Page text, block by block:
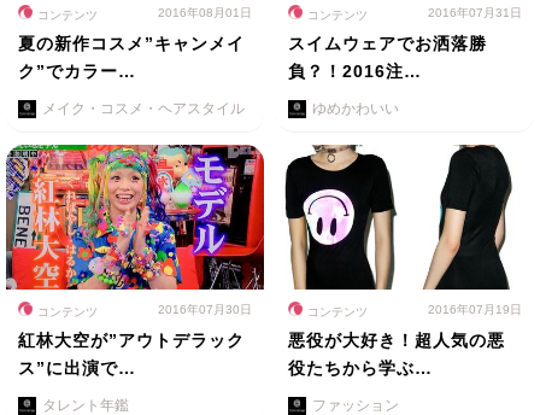
コンテンツ 2016年08月01日
夏の新作コスメ”キャンメイ
ク”でカラー…
メイク・コスメ・ヘアスタイル
コンテンツ 2016年07月31日
スイムウェアでお洒落勝
負？！2016注…
ゆめかわいい
コンテンツ 2016年07月30日
紅林大空が”アウトデラック
ス”に出演で…
タレント年鑑
コンテンツ 2016年07月19日
悪役が大好き！超人気の悪
役たちから学ぶ…
ファッション